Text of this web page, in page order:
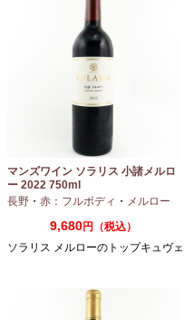
マンズワイン ソラリス 小諸メルロ
ー 2022 750ml
長野 ・ 赤：フルボディ ・ メルロー
9,680円（税込）
ソラリス メルローのトップキュヴェ